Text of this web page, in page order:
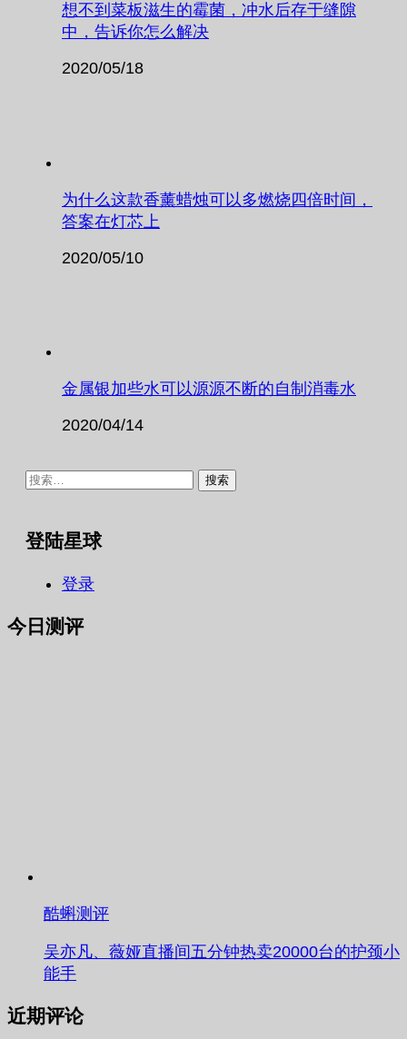
想不到菜板滋生的霉菌，冲水后存于缝隙
中，告诉你怎么解决
2020/05/18
为什么这款香薰蜡烛可以多燃烧四倍时间，
答案在灯芯上
2020/05/10
金属银加些水可以源源不断的自制消毒水
2020/04/14
搜
登陆星球
登录
今日测评
酷蝌测评
吴亦凡、薇娅直播间五分钟热卖20000台的护颈小
能手
近期评论